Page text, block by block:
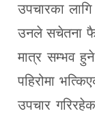
उपचारका
उनले सचेतना
मात्र सम्भव
पहिरोमा
उपचार